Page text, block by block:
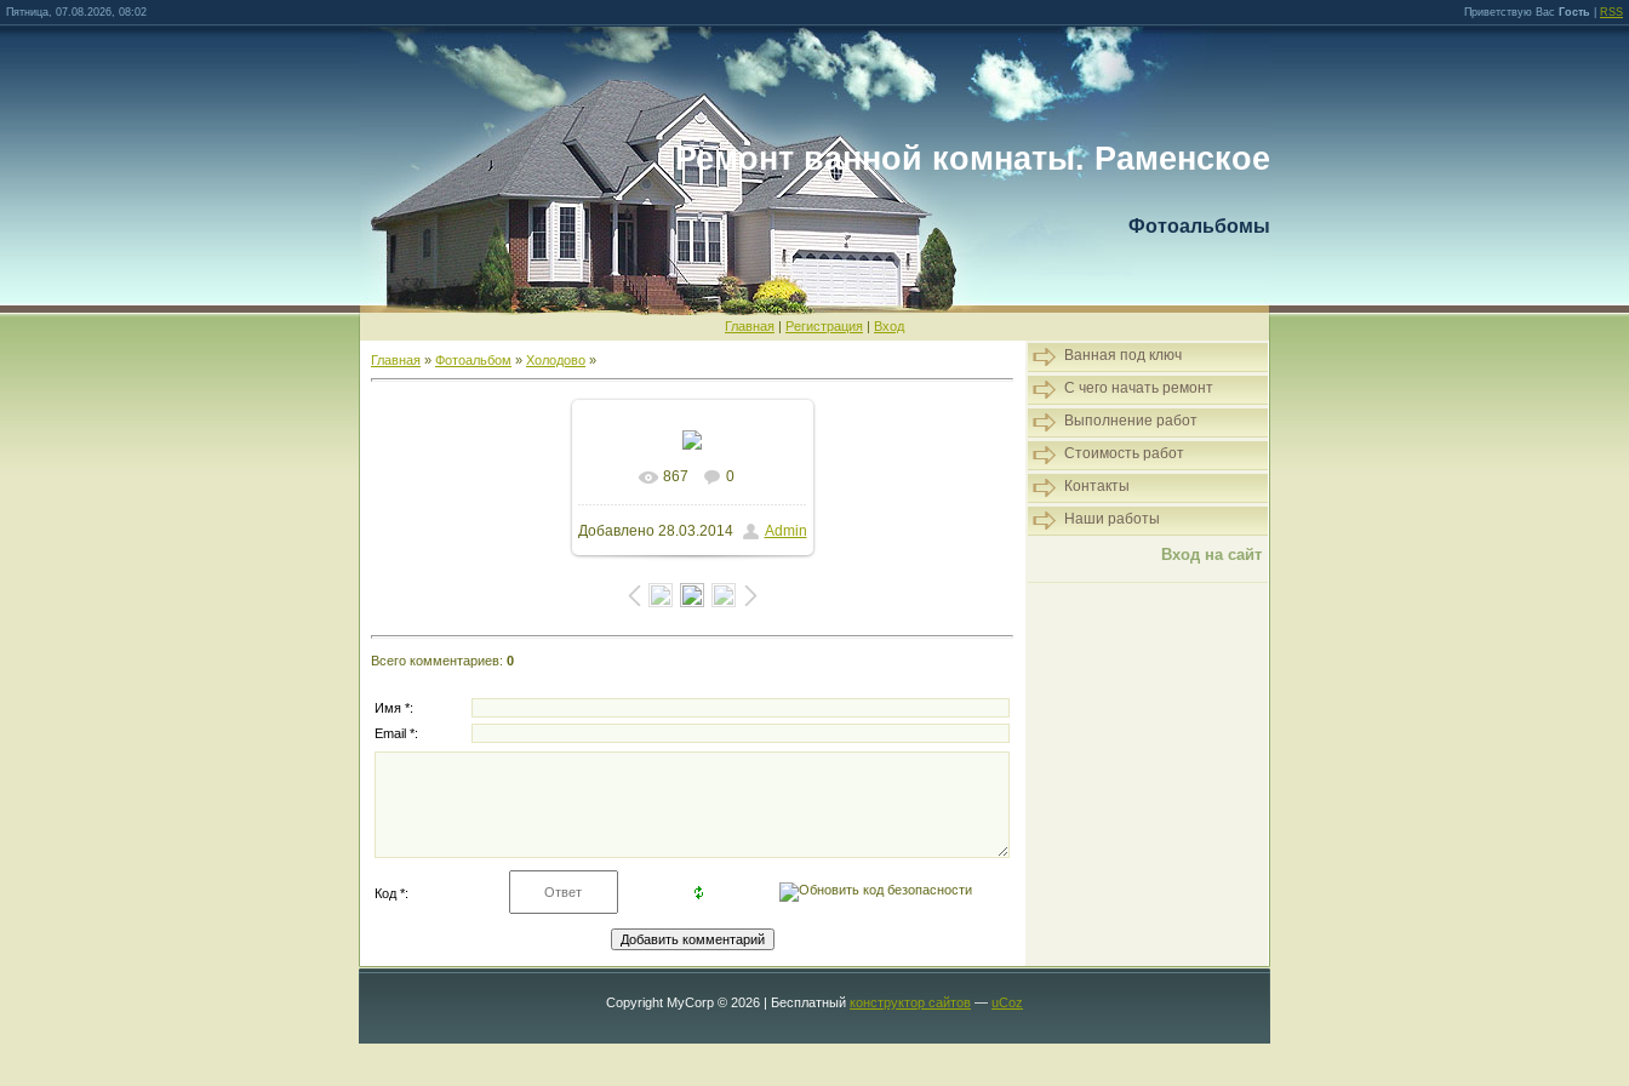
Пятница, 07.08.2026, 08:02 Приветствую Вас Гость RSS
Ремонт ванной комнаты. Раменское
Фотоальбомы
Главная | Регистрация | Вход
Главная » Фотоальбом » Холодово »
В реальном размере
1600x1200/ 114.8Kb
867 0
Добавлено28.03.2014 Admin
Всего комментариев: 0
Имя *:
Email *:
Код *:
Ванная под ключ
С чего начать ремонт
Выполнение работ
Стоимость работ
Контакты
Наши работы
Вход на сайт
Copyright MyCorp © 2026 | Бесплатный конструктор сайтов — uCoz